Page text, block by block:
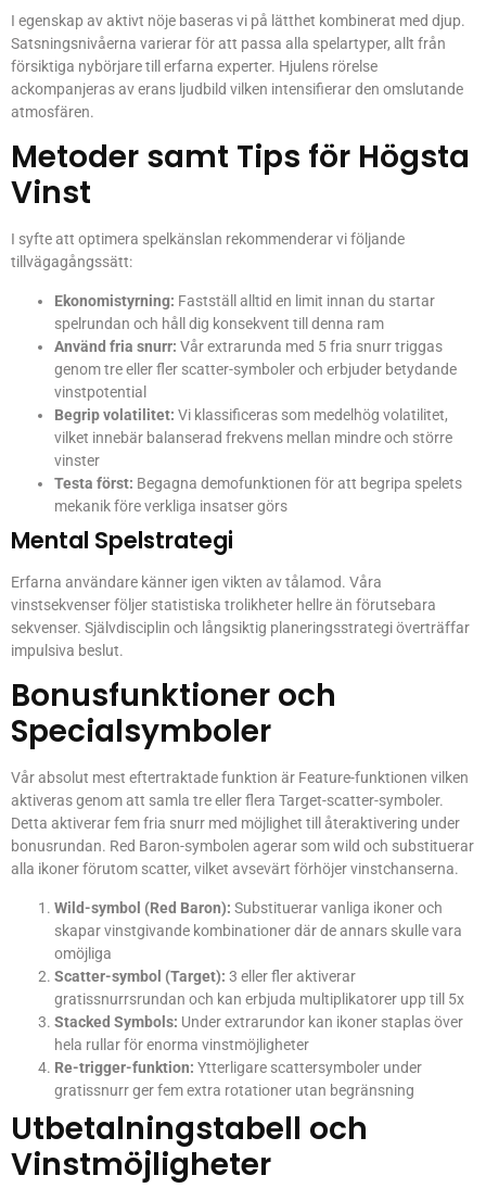
I egenskap av aktivt nöje baseras vi på lätthet kombinerat med djup.
Satsningsnivåerna varierar för att passa alla spelartyper, allt från
försiktiga nybörjare till erfarna experter. Hjulens rörelse
ackompanjeras av erans ljudbild vilken intensifierar den omslutande
atmosfären.
Metoder samt Tips för Högsta
Vinst
I syfte att optimera spelkänslan rekommenderar vi följande
tillvägagångssätt:
Ekonomistyrning: Fastställ alltid en limit innan du startar
spelrundan och håll dig konsekvent till denna ram
Använd fria snurr: Vår extrarunda med 5 fria snurr triggas
genom tre eller fler scatter-symboler och erbjuder betydande
vinstpotential
Begrip volatilitet: Vi klassificeras som medelhög volatilitet,
vilket innebär balanserad frekvens mellan mindre och större
vinster
Testa först: Begagna demofunktionen för att begripa spelets
mekanik före verkliga insatser görs
Mental Spelstrategi
Erfarna användare känner igen vikten av tålamod. Våra
vinstsekvenser följer statistiska trolikheter hellre än förutsebara
sekvenser. Självdisciplin och långsiktig planeringsstrategi överträffar
impulsiva beslut.
Bonusfunktioner och
Specialsymboler
Vår absolut mest eftertraktade funktion är Feature-funktionen vilken
aktiveras genom att samla tre eller flera Target-scatter-symboler.
Detta aktiverar fem fria snurr med möjlighet till återaktivering under
bonusrundan. Red Baron-symbolen agerar som wild och substituerar
alla ikoner förutom scatter, vilket avsevärt förhöjer vinstchanserna.
Wild-symbol (Red Baron): Substituerar vanliga ikoner och
skapar vinstgivande kombinationer där de annars skulle vara
omöjliga
Scatter-symbol (Target): 3 eller fler aktiverar
gratissnurrsrundan och kan erbjuda multiplikatorer upp till 5x
Stacked Symbols: Under extrarundor kan ikoner staplas över
hela rullar för enorma vinstmöjligheter
Re-trigger-funktion: Ytterligare scattersymboler under
gratissnurr ger fem extra rotationer utan begränsning
Utbetalningstabell och
Vinstmöjligheter